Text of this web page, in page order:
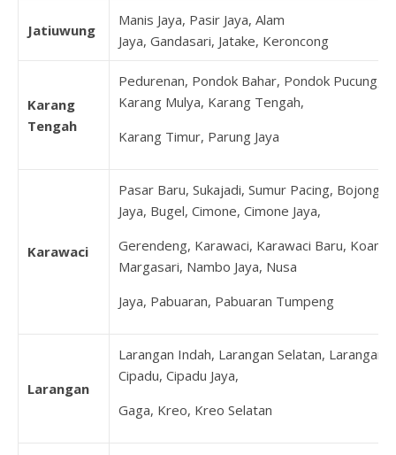
Jatiuwung
Manis Jaya, Pasir Jaya, Alam
Jaya, Gandasari, Jatake, Keroncong
Karang
Tengah
Pedurenan, Pondok Bahar, Pondok Pucung,
Karang Mulya, Karang Tengah,
Karang Timur, Parung Jaya
Karawaci
Pasar Baru, Sukajadi, Sumur Pacing, Bojong
Jaya, Bugel, Cimone, Cimone Jaya,
Gerendeng, Karawaci, Karawaci Baru, Koang
Margasari, Nambo Jaya, Nusa
Jaya, Pabuaran, Pabuaran Tumpeng
Larangan
Larangan Indah, Larangan Selatan, Larangan
Cipadu, Cipadu Jaya,
Gaga, Kreo, Kreo Selatan